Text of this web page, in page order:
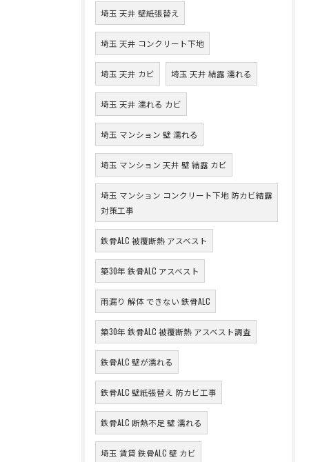
埼玉 天井 壁紙張替え
埼玉 天井 コンクリート下地
埼玉 天井 カビ 埼玉 天井 結露 濡れる
埼玉 天井 濡れる カビ
埼玉 マンション 壁 濡れる
埼玉 マンション 天井 壁 結露 カビ
埼玉 マンション コンクリート下地 防カビ結露
対策工事
鉄骨ALC 被覆断熱 アスベスト
築30年 鉄骨ALC アスベスト
雨漏り 解体 できない 鉄骨ALC
築30年 鉄骨ALC 被覆断熱 アスベスト調査
鉄骨ALC 壁が濡れる
鉄骨ALC 壁紙張替え 防カビ工事
鉄骨ALC 断熱不足 壁 濡れる
埼玉 賃貸 鉄骨ALC 壁 カビ